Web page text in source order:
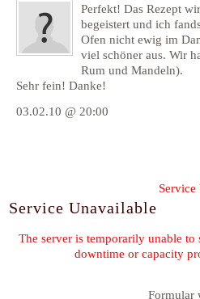
Perfekt! Das Rezept
begeistert und ich
Ofen nicht ewig im
viel schöner aus. Wir
Rum und Mandeln).
Sehr fein! Danke!
03.02.10 @ 20:00
Formular
Kommentar-